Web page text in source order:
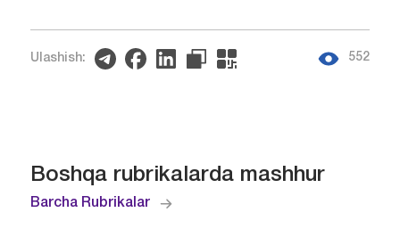
Ulashish: 552
Boshqa rubrikalarda mashhur
Barcha Rubrikalar